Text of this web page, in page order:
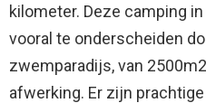
kilometer. Deze camping
vooral te onderscheiden
zwemparadijs, van
afwerking. Er zijn